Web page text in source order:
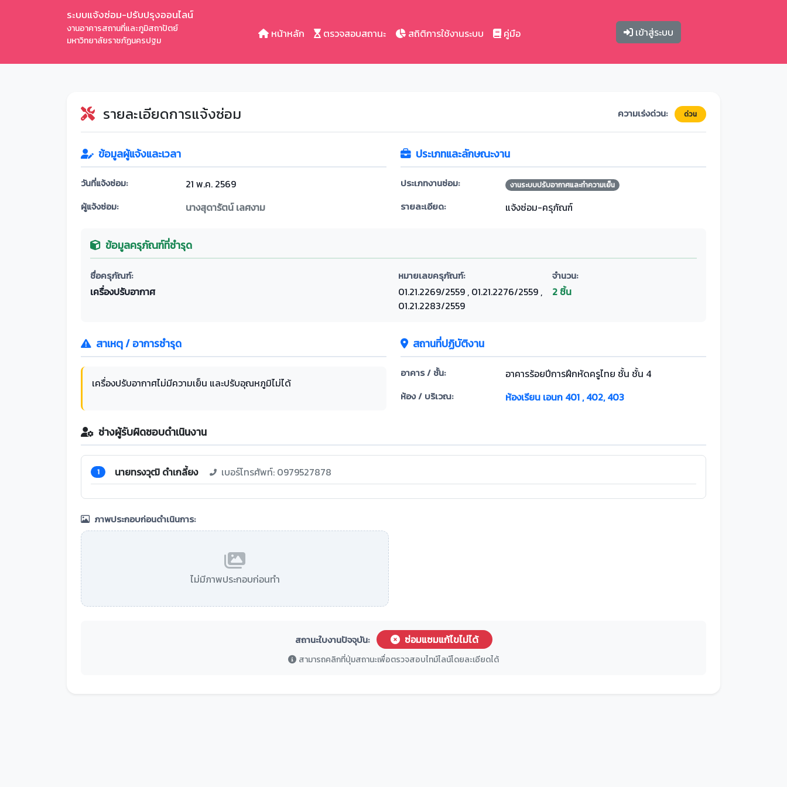
ระบบแจ้งซ่อม-ปรับปรุงออนไลน์
งานอาคารสถานที่และภูมิสถาปัตย์
มหาวิทยาลัยราชภัฏนครปฐม
หน้าหลัก ตรวจสอบสถานะ สถิติการใช้งานระบบ คู่มือ เข้าสู่ระบบ
รายละเอียดการแจ้งซ่อม ความเร่งด่วน: ด่วน
ข้อมูลผู้แจ้งและเวลา
วันที่แจ้งซ่อม: 21 พ.ค. 2569
ผู้แจ้งซ่อม: นางสุดารัตน์ เลศงาม
ประเภทและลักษณะงาน
ประเภทงานซ่อม: งานระบบปรับอากาศและทำความเย็น
รายละเอียด: แจ้งซ่อม-ครุภัณฑ์
ข้อมูลครุภัณฑ์ที่ชำรุด
ชื่อครุภัณฑ์:
เครื่องปรับอากาศ
หมายเลขครุภัณฑ์:
01.21.2269/2559 , 01.21.2276/2559 ,
01.21.2283/2559
จำนวน:
2 ชิ้น
สาเหตุ / อาการชำรุด
เครื่องปรับอากาศไม่มีความเย็น และปรับอุณหภูมิไม่ได้
สถานที่ปฏิบัติงาน
อาคาร / ชั้น: อาคารร้อยปีการฝึกหัดครูไทย ชั้น ชั้น 4
ห้อง / บริเวณ: ห้องเรียน เอนก 401 , 402, 403
ช่างผู้รับผิดชอบดำเนินงาน
1 นายทรงวุฒิ ดำเกลี้ยง เบอร์โทรศัพท์: 0979527878
ภาพประกอบก่อนดำเนินการ:
ไม่มีภาพประกอบก่อนทำ
สถานะใบงานปัจจุบัน: ซ่อมแซมแก้ไขไม่ได้
สามารถคลิกที่ปุ่มสถานะเพื่อตรวจสอบไทม์ไลน์โดยละเอียดได้